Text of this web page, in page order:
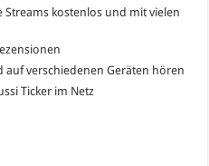
Streams kostenlos und mit vielen
auf verschiedenen Geräten hören
Ticker im Netz